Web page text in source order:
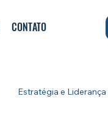
CONTATO
Estratégia e Liderança